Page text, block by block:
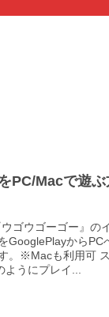
PC/Macで遊
ゴウゴーゴー』の
GooglePlayからPC
。※Macも利用可
うにプレイ...